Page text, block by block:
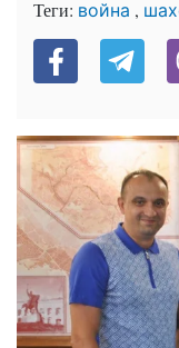
Теги: война ,